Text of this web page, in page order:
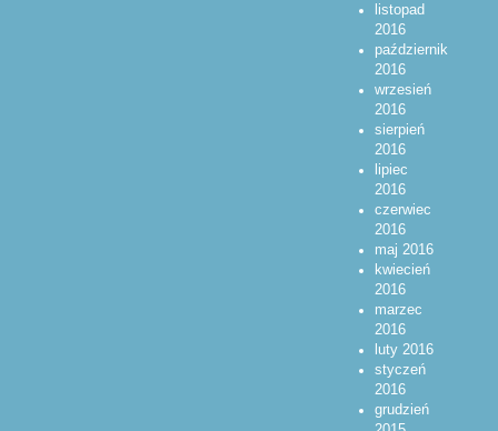
listopad
2016
październik
2016
wrzesień
2016
sierpień
2016
lipiec
2016
czerwiec
2016
maj 2016
kwiecień
2016
marzec
2016
luty 2016
styczeń
2016
grudzień